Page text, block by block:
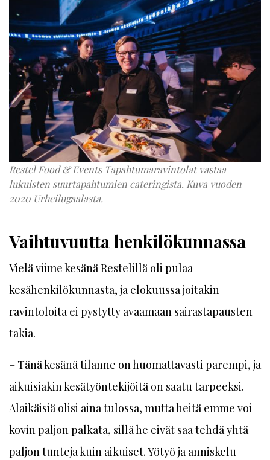
Restel Food & Events Tapahtumaravintolat vastaa
lukuisten suurtapahtumien cateringista. Kuva vuoden
2020 Urheilugaalasta.
Vaihtuvuutta henkilökunnassa
Vielä viime kesänä Restelillä oli pulaa
kesähenkilökunnasta, ja elokuussa joitakin
ravintoloita ei pystytty avaamaan sairastapausten
takia.
– Tänä kesänä tilanne on huomattavasti parempi, ja
aikuisiakin kesätyöntekijöitä on saatu tarpeeksi.
Alaikäisiä olisi aina tulossa, mutta heitä emme voi
kovin paljon palkata, sillä he eivät saa tehdä yhtä
paljon tunteja kuin aikuiset. Yötyö ja anniskelu